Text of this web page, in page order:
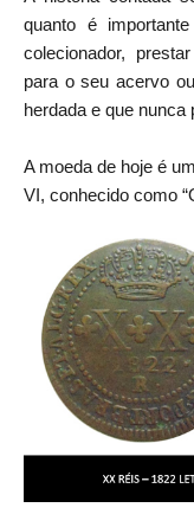
quanto é
colecionador,
para o seu acervo
herdada e que
A moeda de hoje é
VI, conhecido como